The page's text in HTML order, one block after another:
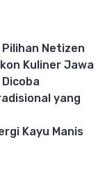
Netizen
Kuliner Jawa
yang
Kayu Manis